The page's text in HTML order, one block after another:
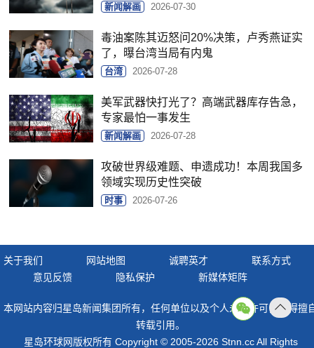
新闻解画 2026-07-30
毒油案陈其迈怒问20%决策，卢秀燕证实
了，曝台湾当局有内鬼
台湾 2026-07-28
美军武器快打光了？高端武器库存告急，
专家最怕一事发生
新闻解画 2026-07-28
攻破世界级难题、申遗成功！本周我国多
领域实现历史性突破
时事 2026-07-26
关于我们 网站地图 诚聘英才
联系方式
意见反馈
隐私保护 新媒体矩阵
本网站内容归星岛新闻集团所有，任何单位以及个人未经许可，不得擅
转载引用。
星岛环球网版权所有 Copyright © 2005-2026 Stnn.cc All Rights
顶部